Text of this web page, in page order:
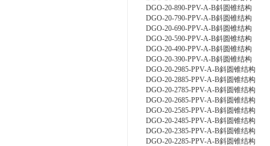
DGO-20-890-PPV-A-B斜圆锥结构
DGO-20-790-PPV-A-B斜圆锥结构
DGO-20-690-PPV-A-B斜圆锥结构
DGO-20-590-PPV-A-B斜圆锥结构
DGO-20-490-PPV-A-B斜圆锥结构
DGO-20-390-PPV-A-B斜圆锥结构
DGO-20-2985-PPV-A-B斜圆锥结构
DGO-20-2885-PPV-A-B斜圆锥结构
DGO-20-2785-PPV-A-B斜圆锥结构
DGO-20-2685-PPV-A-B斜圆锥结构
DGO-20-2585-PPV-A-B斜圆锥结构
DGO-20-2485-PPV-A-B斜圆锥结构
DGO-20-2385-PPV-A-B斜圆锥结构
DGO-20-2285-PPV-A-B斜圆锥结构